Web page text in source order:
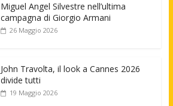
Miguel Angel Silvestre nell’ultima
campagna di Giorgio Armani
26 Maggio 2026
John Travolta, il look a Cannes 2026
divide tutti
19 Maggio 2026